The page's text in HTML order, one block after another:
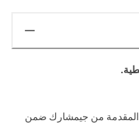
المقدمة من جيمشارك ضمن